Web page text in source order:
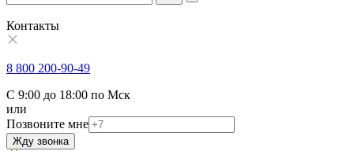
Контакты
8 800 200-90-49
С 9:00 до 18:00 по Мск
или
Позвоните мне
Жду звонка